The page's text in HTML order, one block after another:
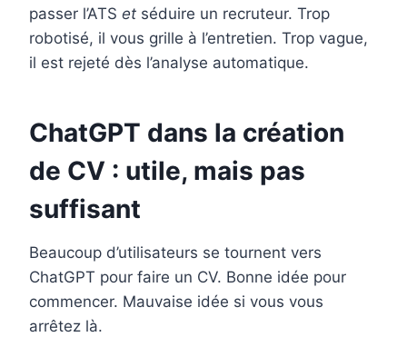
passer l’ATS et séduire un recruteur. Trop
robotisé, il vous grille à l’entretien. Trop vague,
il est rejeté dès l’analyse automatique.
ChatGPT dans la création
de CV : utile, mais pas
suffisant
Beaucoup d’utilisateurs se tournent vers
ChatGPT pour faire un CV. Bonne idée pour
commencer. Mauvaise idée si vous vous
arrêtez là.